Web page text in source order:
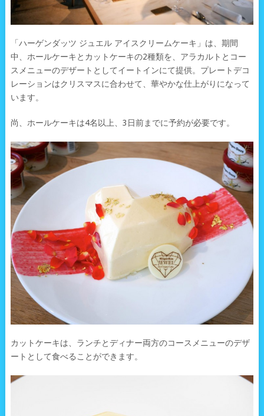
「ハーゲンダッツ ジュエル アイスクリームケーキ」は、期間
中、ホールケーキとカットケーキの2種類を、アラカルトとコー
スメニューのデザートとしてイートインにて提供。プレートデコ
レーションはクリスマスに合わせて、華やかな仕上がりになって
います。
尚、ホールケーキは4名以上、3日前までに予約が必要です。
カットケーキは、ランチとディナー両方のコースメニューのデザ
ートとして食べることができます。